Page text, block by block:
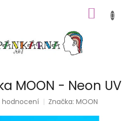
KOŠÍK
MOON - Neon UV
hodnocení Značka:MOON